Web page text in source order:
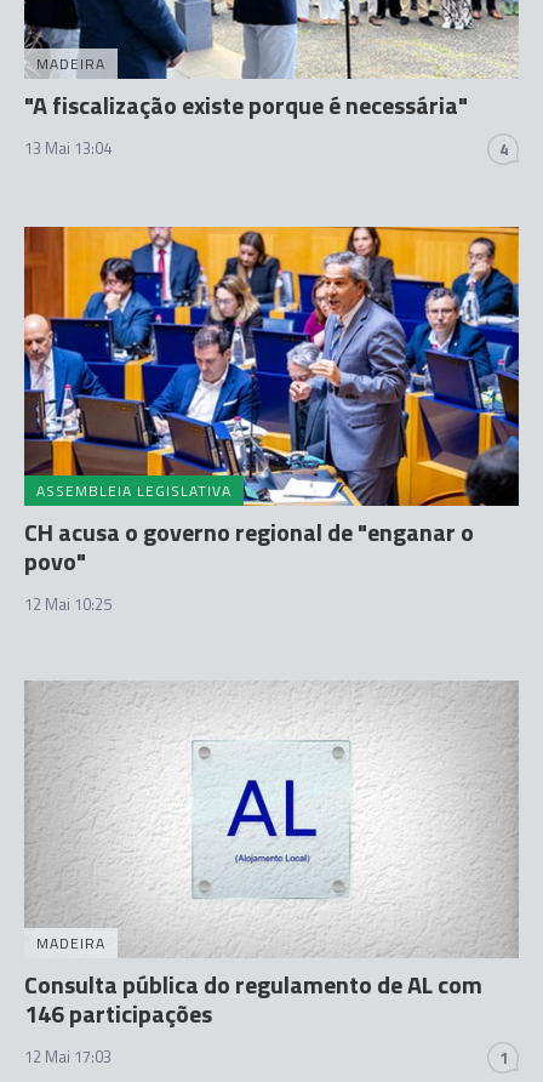
MADEIRA
"A fiscalização existe porque é necessária"
13 Mai 13:04 4
ASSEMBLEIA LEGISLATIVA
CH acusa o governo regional de "enganar o
povo"
12 Mai 10:25
MADEIRA
Consulta pública do regulamento de AL com
146 participações
12 Mai 17:03 1